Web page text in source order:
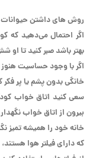
روش های داشتن حیوانات
اگر احتمال می‌دهید که
بهتر باشد صبر کنید تا او
اگر با وجود حساسیت هنوز
خانگی بدون پشم یا پر فکر
سعی کنید اتاق خواب
بیرون از اتاق خواب
خانه خود را همیشه تمیز
که دارای فیلتر هوا